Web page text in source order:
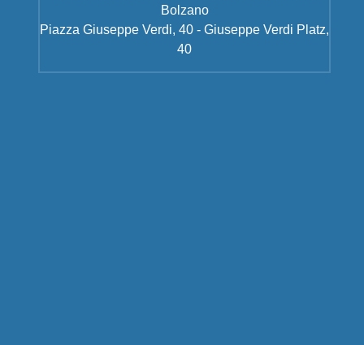
Bolzano
Piazza Giuseppe Verdi, 40 - Giuseppe Verdi Platz,
40